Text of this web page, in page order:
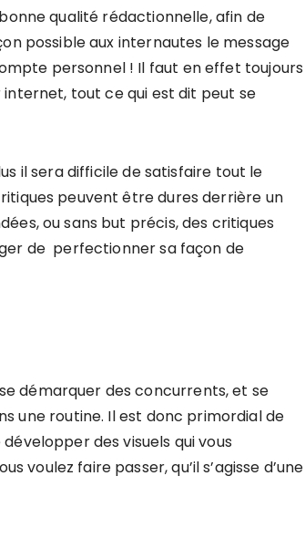
qualité rédactionnelle, afin de
possible aux internautes le message
personnel ! Il faut en effet toujours
tout ce qui est dit peut se
il sera difficile de satisfaire tout le
peuvent être dures derrière un
ou sans but précis, des critiques
de perfectionner sa façon de
démarquer des concurrents, et se
une routine. Il est donc primordial de
des visuels qui vous
voulez faire passer, qu’il s’agisse d’une